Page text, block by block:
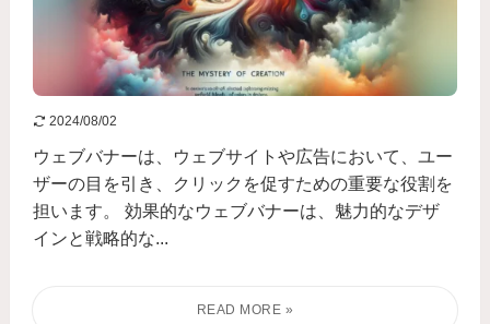
2024/08/02
ウェブバナーは、ウェブサイトや広告において、ユー
ザーの目を引き、クリックを促すための重要な役割を
担います。 効果的なウェブバナーは、魅力的なデザ
インと戦略的な...